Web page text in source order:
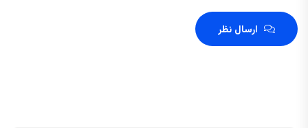
ارسال نظر